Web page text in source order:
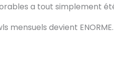
a tout simplement
mensuels devient ENORME.